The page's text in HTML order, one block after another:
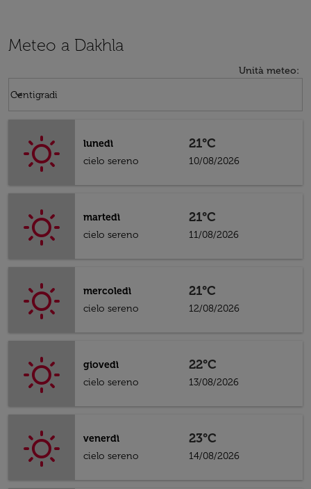
Meteo a Dakhla
Unità meteo:
Centigradi
keyboard_arrow_down
lunedì
cielo sereno
21°C
10/08/2026
martedì
cielo sereno
21°C
11/08/2026
mercoledì
cielo sereno
21°C
12/08/2026
giovedì
cielo sereno
22°C
13/08/2026
venerdì
cielo sereno
23°C
14/08/2026